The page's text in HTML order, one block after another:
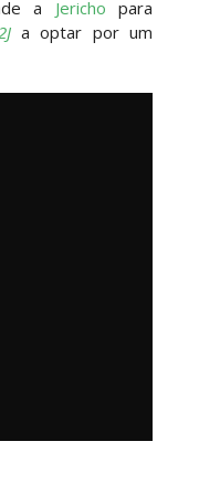
a Jericho para
a optar por um